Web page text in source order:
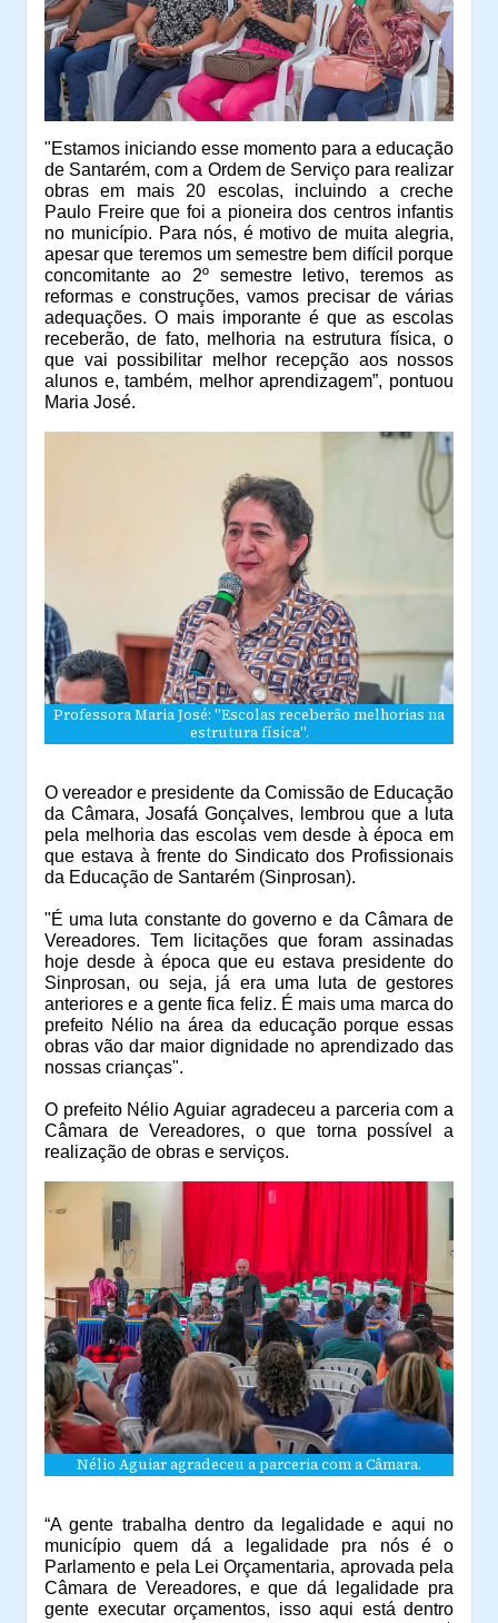
"Estamos iniciando esse momento para a educação
de Santarém, com a Ordem de Serviço para realizar
obras em mais 20 escolas, incluindo a creche
Paulo Freire que foi a pioneira dos centros infantis
no município. Para nós, é motivo de muita alegria,
apesar que teremos um semestre bem difícil porque
concomitante ao 2º semestre letivo, teremos as
reformas e construções, vamos precisar de várias
adequações. O mais imporante é que as escolas
receberão, de fato, melhoria na estrutura física, o
que vai possibilitar melhor recepção aos nossos
alunos e, também, melhor aprendizagem”, pontuou
Maria José.
Professora Maria José: "Escolas receberão melhorias na
estrutura física".
O vereador e presidente da Comissão de Educação
da Câmara, Josafá Gonçalves, lembrou que a luta
pela melhoria das escolas vem desde à época em
que estava à frente do Sindicato dos Profissionais
da Educação de Santarém (Sinprosan).
"É uma luta constante do governo e da Câmara de
Vereadores. Tem licitações que foram assinadas
hoje desde à época que eu estava presidente do
Sinprosan, ou seja, já era uma luta de gestores
anteriores e a gente fica feliz. É mais uma marca do
prefeito Nélio na área da educação porque essas
obras vão dar maior dignidade no aprendizado das
nossas crianças".
O prefeito Nélio Aguiar agradeceu a parceria com a
Câmara de Vereadores, o que torna possível a
realização de obras e serviços.
Nélio Aguiar agradeceu a parceria com a Câmara.
“A gente trabalha dentro da legalidade e aqui no
município quem dá a legalidade pra nós é o
Parlamento e pela Lei Orçamentaria, aprovada pela
Câmara de Vereadores, e que dá legalidade pra
gente executar orçamentos, isso aqui está dentro